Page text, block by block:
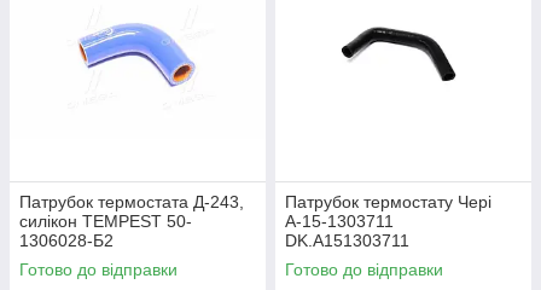
Патрубок термостата Д-243,
силікон TEMPEST 50-
1306028-Б2
Готово до відправки
Патрубок термостату Чері
А-15-1303711
DK.A151303711
Готово до відправки